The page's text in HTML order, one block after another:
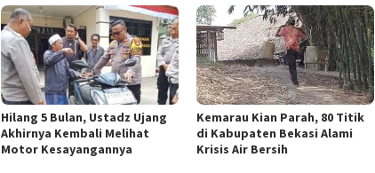
Hilang 5 Bulan, Ustadz Ujang
Akhirnya Kembali Melihat
Motor Kesayangannya
Kemarau Kian Parah, 80 Titik
di Kabupaten Bekasi Alami
Krisis Air Bersih